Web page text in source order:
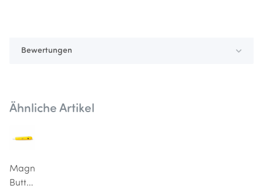
Bewertungen
Ähnliche Artikel
Magnetischer
Butterstix